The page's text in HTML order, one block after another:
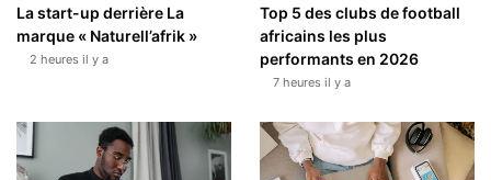
La start-up derrière La
marque « Naturell’afrik »
2 heures il y a
Top 5 des clubs de football
africains les plus
performants en 2026
7 heures il y a